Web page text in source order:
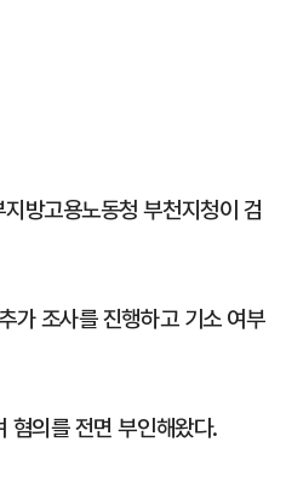
방고용노동청 부천지청이 검
가 조사를 진행하고 기소 여부
혐의를 전면 부인해왔다.